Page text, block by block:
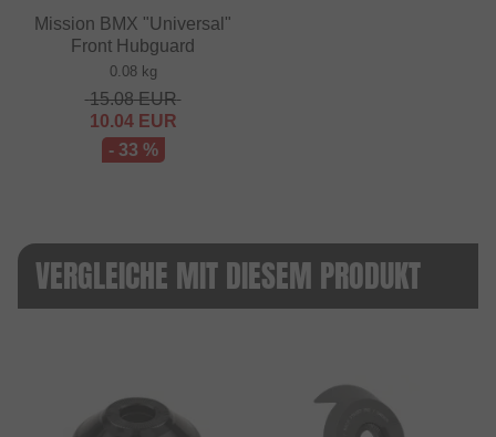
Mission BMX "Universal"
Front Hubguard
0.08 kg
15.08EUR
10.04EUR
- 33 %
VERGLEICHE MIT DIESEM PRODUKT